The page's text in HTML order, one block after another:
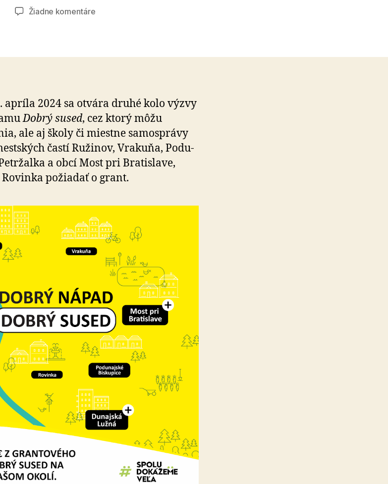
Žiadne komentárena
druhú
apríla 2024 sa otvára druhé kolo výzvy
Dobrý sused, cez ktorý môžu
ale aj školy či miestne samo­správy
častí Ružinov, Vrakuňa, Po­du­
a obcí Most pri Bra­tislave,
požiadať o grant.